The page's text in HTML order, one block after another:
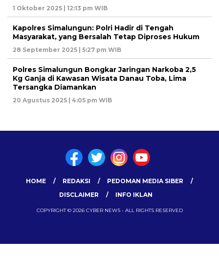
1 Oktober 2025 | 12:13 pm WIB
Kapolres Simalungun: Polri Hadir di Tengah
Masyarakat, yang Bersalah Tetap Diproses Hukum
28 September 2025 | 5:27 pm WIB
Polres Simalungun Bongkar Jaringan Narkoba 2,5
Kg Ganja di Kawasan Wisata Danau Toba, Lima
Tersangka Diamankan
20 Agustus 2025 | 4:05 pm WIB
HOME REDAKSI
PEDOMAN MEDIA SIBER
DISCLAIMER
INFO IKLAN
COPYRIGHT © 2026 CYBER NEWS - ALL RIGHTS RESERVED